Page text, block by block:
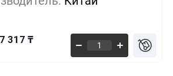
317 ₸